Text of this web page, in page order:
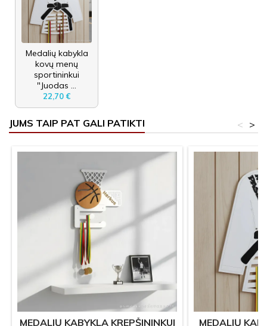
Medalių kabykla
kovų menų
sportininkui
"Juodas ...
22,70 €
JUMS TAIP PAT GALI PATIKTI >
<
MEDALIŲ KABYKLA KREPŠININKUI
MEDALIŲ